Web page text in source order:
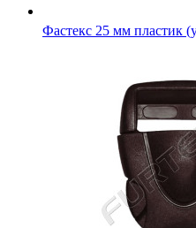
Фастекс 25 мм пластик